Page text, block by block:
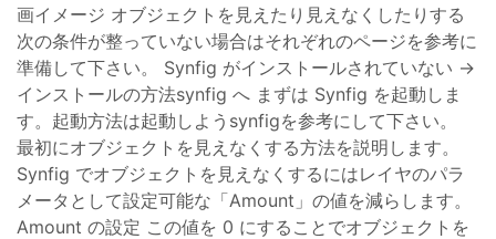
画イメージ オブジェクトを見えたり見えなくしたりする
次の条件が整っていない場合はそれぞれのページを参考に
準備して下さい。 Synfig がインストールされていない →
インストールの方法synfig へ まずは Synfig を起動しま
す。起動方法は起動しようsynfigを参考にして下さい。
最初にオブジェクトを見えなくする方法を説明します。
Synfig でオブジェクトを見えなくするにはレイヤのパラ
メータとして設定可能な「Amount」の値を減らします。
Amount の設定 この値を 0 にすることでオブジェクトを